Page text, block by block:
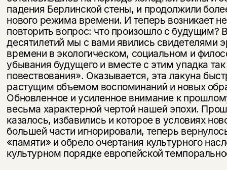
падения Берлинской стены, и продолжили
нового режима времени. И теперь возникает
повторить вопрос: что произо­шло с будущим?
десятилетий мы с вами явились сви­детелями
времени в экологическом, социальном и
убывания будущего и вместе с этим упадка
повествования». Оказывается, эта лакуна
растущим объемом воспоминаний и новых
Обновленное и усиленное внимание к
весь­ма характерной чертой нашей эпохи.
казалось, избавились и которое в условиях
большей час­ти игнорировали, теперь
«памяти» и обрело очертания культурного
культурном порядке европейской